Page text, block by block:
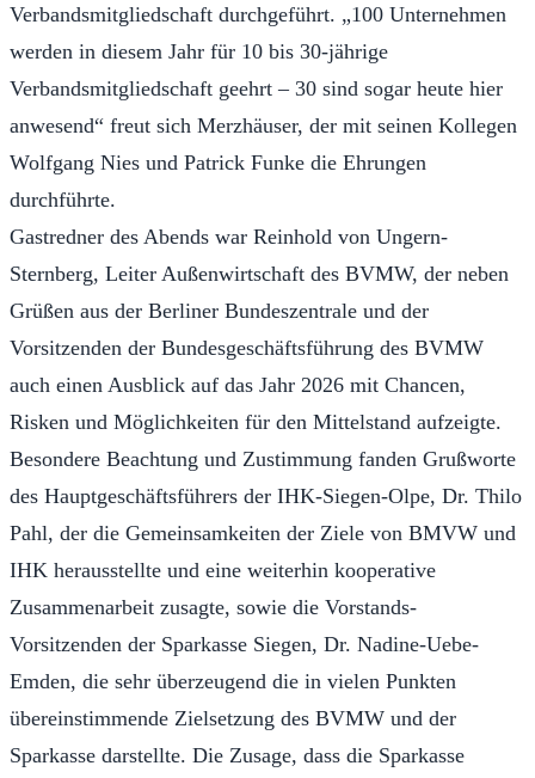
Verbandsmitgliedschaft durchgeführt. „100 Unternehmen
werden in diesem Jahr für 10 bis 30-jährige
Verbandsmitgliedschaft geehrt – 30 sind sogar heute hier
anwesend“ freut sich Merzhäuser, der mit seinen Kollegen
Wolfgang Nies und Patrick Funke die Ehrungen
durchführte.
Gastredner des Abends war Reinhold von Ungern-
Sternberg, Leiter Außenwirtschaft des BVMW, der neben
Grüßen aus der Berliner Bundeszentrale und der
Vorsitzenden der Bundesgeschäftsführung des BVMW
auch einen Ausblick auf das Jahr 2026 mit Chancen,
Risken und Möglichkeiten für den Mittelstand aufzeigte.
Besondere Beachtung und Zustimmung fanden Grußworte
des Hauptgeschäftsführers der IHK-Siegen-Olpe, Dr. Thilo
Pahl, der die Gemeinsamkeiten der Ziele von BMVW und
IHK herausstellte und eine weiterhin kooperative
Zusammenarbeit zusagte, sowie die Vorstands-
Vorsitzenden der Sparkasse Siegen, Dr. Nadine-Uebe-
Emden, die sehr überzeugend die in vielen Punkten
übereinstimmende Zielsetzung des BVMW und der
Sparkasse darstellte. Die Zusage, dass die Sparkasse